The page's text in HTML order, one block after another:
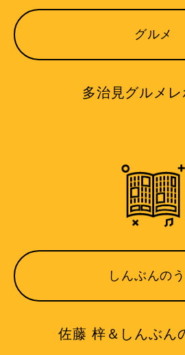
グルメ
多治見グルメレ
しんぶんの
佐藤 梓＆しんぶん